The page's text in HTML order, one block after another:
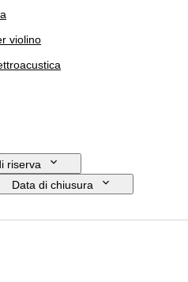
violino
riserva
Data di chiusura